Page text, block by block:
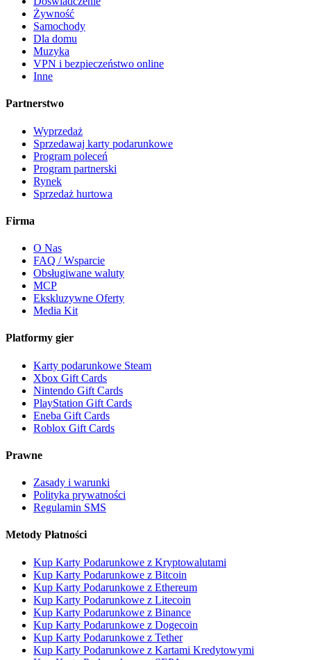
Żywność
Samochody
Dla domu
Muzyka
VPN i bezpieczeństwo online
Inne
Partnerstwo
Wyprzedaż
Sprzedawaj karty podarunkowe
Program poleceń
Program partnerski
Rynek
Sprzedaż hurtowa
Firma
O Nas
FAQ / Wsparcie
Obsługiwane waluty
MCP
Ekskluzywne Oferty
Media Kit
Platformy gier
Karty podarunkowe Steam
Xbox Gift Cards
Nintendo Gift Cards
PlayStation Gift Cards
Eneba Gift Cards
Roblox Gift Cards
Prawne
Zasady i warunki
Polityka prywatności
Regulamin SMS
Metody Płatności
Kup Karty Podarunkowe z Kryptowalutami
Kup Karty Podarunkowe z Bitcoin
Kup Karty Podarunkowe z Ethereum
Kup Karty Podarunkowe z Litecoin
Kup Karty Podarunkowe z Binance
Kup Karty Podarunkowe z Dogecoin
Kup Karty Podarunkowe z Tether
Kup Karty Podarunkowe z Kartami Kredytowymi